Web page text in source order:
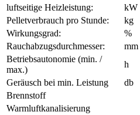
luftseitige Heizleistung:
kW
Pelletverbrauch pro Stunde:
kg
Wirkungsgrad:
%
Rauchabzugsdurchmesser:
mm
Betriebsautonomie (min. /
max.)
h
Geräusch bei min. Leistung
db
Brennstoff
Warmluftkanalisierung